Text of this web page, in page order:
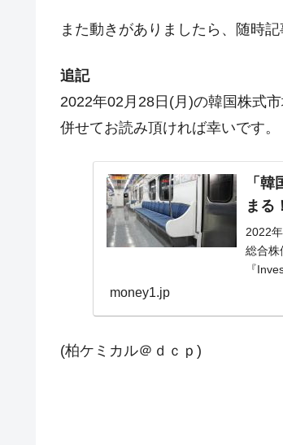
また動きがありましたら、随時
追記
2022年02月28日(月)の韓国株式
併せてお読み頂ければ幸いです。
「
まる！
2022
総合株
『
money1.jp
(柏ケミカル＠ｄｃｐ)